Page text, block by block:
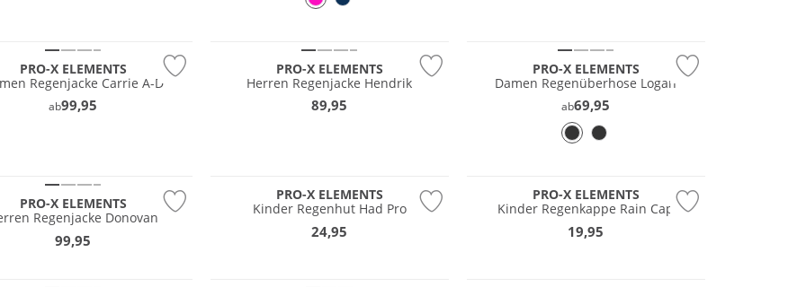
PRO-X ELEMENTS
Regenjacke Carrie A-D
ab99,95
PRO-X ELEMENTS
Herren Regenjacke Hendrik
89,95
PRO-X ELEMENTS
Damen Regenüberhose Logan
ab69,95
PRO-X ELEMENTS
Regenjacke Donovan
99,95
PRO-X ELEMENTS
Kinder Regenhut Had Pro
24,95
PRO-X ELEMENTS
Kinder Regenkappe Rain Cap
19,95